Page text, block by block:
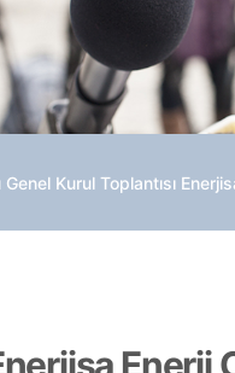
Kurul Toplantısı